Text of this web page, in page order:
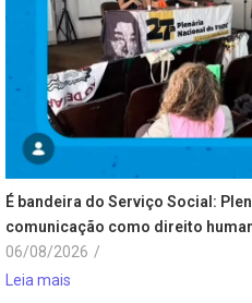
É bandeira do Serviço Social:
comunicação como direito
06/08/2026 /
Leia mais